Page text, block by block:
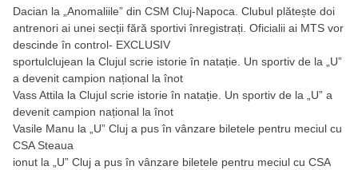
Dacian la
„Anomaliile” din CSM Cluj-Napoca. Clubul plătește doi
antrenori ai unei secții fără sportivi înregistrați. Oficialii ai MTS vor
descinde în control- EXCLUSIV
sportulclujean la Clujul scrie istorie în natație. Un sportiv de la „U”
a devenit campion național la înot
Vass Attila la Clujul scrie istorie în natație. Un sportiv de la „U” a
devenit campion național la înot
Vasile Manu la
„U” Cluj a pus în vânzare biletele pentru meciul cu
CSA Steaua
ionut la
„U” Cluj a pus în vânzare biletele pentru meciul cu CSA